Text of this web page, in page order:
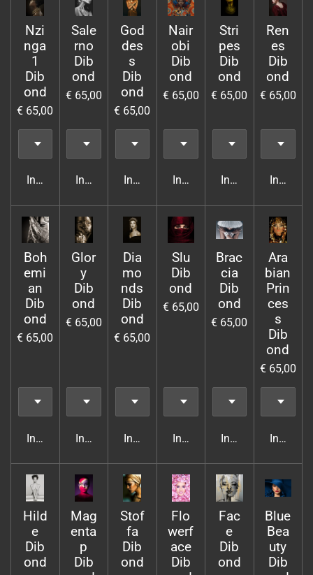
Nzi
nga
1
Dib
ond
€ 65,00
In winkelwagen
Sale
rno
Dib
ond
€ 65,00
In winkelwagen
God
des
s
Dib
ond
€ 65,00
In winkelwagen
Nair
obi
Dib
ond
€ 65,00
In winkelwagen
Stri
pes
Dib
ond
€ 65,00
In winkelwagen
Ren
es
Dib
ond
€ 65,00
In
Boh
emi
an
Dib
ond
€ 65,00
In winkelwagen
Glor
y
Dib
ond
€ 65,00
In winkelwagen
Dia
mo
nds
Dib
ond
€ 65,00
In winkelwagen
Slu
Dib
ond
€ 65,00
In winkelwagen
Brac
cia
Dib
ond
€ 65,00
In winkelwagen
Ara
bian
Prin
ces
s
Dib
ond
€ 65,00
In
Hild
e
Dib
ond
Mag
enta
p
Dib
Stof
fa
Dib
ond
Flo
werf
ace
Dib
Fac
e
Dib
ond
Blue
Bea
uty
Dib